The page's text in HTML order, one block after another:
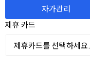
자가관리
제휴 카드
제휴카드를 선택하세요.